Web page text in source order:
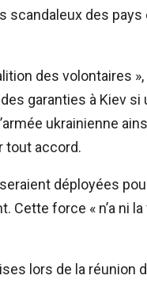
scandaleux des
des volontaires
garanties à Kiev
ukrainienne
tout accord.
déployées
Cette force « n’a ni
lors de la réunion